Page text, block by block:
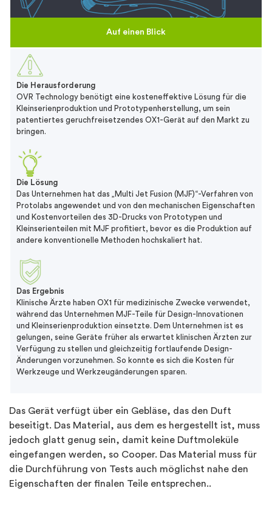
Auf einen Blick
Die Herausforderung
OVR Technology benötigt eine kosteneffektive Lösung für die
Kleinserienproduktion und Prototypenherstellung, um sein
patentiertes geruchfreisetzendes OX1-Gerät auf den Markt zu
bringen.
Die Lösung
Das Unternehmen hat das „Multi Jet Fusion (MJF)“-Verfahren von
Protolabs angewendet und von den mechanischen Eigenschaften
und Kostenvorteilen des 3D-Drucks von Prototypen und
Kleinserienteilen mit MJF profitiert, bevor es die Produktion auf
andere konventionelle Methoden hochskaliert hat.
Das Ergebnis
Klinische Ärzte haben OX1 für medizinische Zwecke verwendet,
während das Unternehmen MJF-Teile für Design-Innovationen
und Kleinserienproduktion einsetzte. Dem Unternehmen ist es
gelungen, seine Geräte früher als erwartet klinischen Ärzten zur
Verfügung zu stellen und gleichzeitig fortlaufende Design-
Änderungen vorzunehmen. So konnte es sich die Kosten für
Werkzeuge und Werkzeugänderungen sparen.
Das Gerät verfügt über ein Gebläse, das den Duft
beseitigt. Das Material, aus dem es hergestellt ist, muss
jedoch glatt genug sein, damit keine Duftmoleküle
eingefangen werden, so Cooper. Das Material muss für
die Durchführung von Tests auch möglichst nahe den
Eigenschaften der finalen Teile entsprechen..